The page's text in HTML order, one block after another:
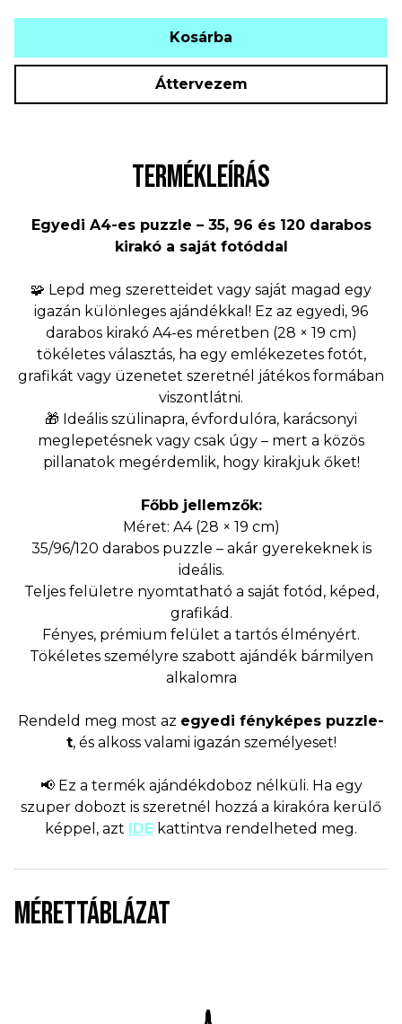
Kosárba
Áttervezem
TERMÉKLEÍRÁS
Egyedi A4-es puzzle – 35, 96 és 120 darabos
kirakó a saját fotóddal
🧩 Lepd meg szeretteidet vagy saját magad egy
igazán különleges ajándékkal! Ez az egyedi, 96
darabos kirakó A4-es méretben (28 × 19 cm)
tökéletes választás, ha egy emlékezetes fotót,
grafikát vagy üzenetet szeretnél játékos formában
viszontlátni.
🎁 Ideális szülinapra, évfordulóra, karácsonyi
meglepetésnek vagy csak úgy – mert a közös
pillanatok megérdemlik, hogy kirakjuk őket!
Főbb jellemzők:
Méret: A4 (28 × 19 cm)
35/96/120 darabos puzzle – akár gyerekeknek is
ideális.
Teljes felületre nyomtatható a saját fotód, képed,
grafikád.
Fényes, prémium felület a tartós élményért.
Tökéletes személyre szabott ajándék bármilyen
alkalomra
Rendeld meg most az egyedi fényképes puzzle-
t, és alkoss valami igazán személyeset!
📢 Ez a termék ajándékdoboz nélküli. Ha egy
szuper dobozt is szeretnél hozzá a kirakóra kerülő
képpel, azt IDE kattintva rendelheted meg.
MÉRETTÁBLÁZAT